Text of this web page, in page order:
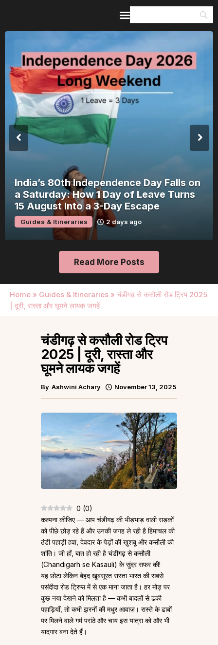
India’s 80th Independence Day Falls on
a Saturday: How 1 Day of Leave Turns
15 August Into a 3-Day Escape
Guides & Itineraries 2 days ago
Read More Posts
Home » Guides & Itineraries » चंडीगढ़ से कसौली रोड ट्रिप 2025
| दूरी, रास्ता और घूमने लायक जगहें
Home
Guides & Itineraries
Inspiration
Events &
Experiences
Browse All
चंडीगढ़ से कसौली रोड ट्रिप
2025 | दूरी, रास्ता और
घूमने लायक जगहें
By Ashwini Achary November 13, 2025
0 (0)
कल्पना कीजिए — आप चंडीगढ़ की भीड़भाड़ वाली सड़कों
को पीछे छोड़ रहे हैं और उनकी जगह ले रही है हिमाचल की
ठंडी पहाड़ी हवा, देवदार के पेड़ों की खुशबू और कसौली की
शांति। जी हाँ, बात हो रही है चंडीगढ़ से कसौली
(Chandigarh se Kasauli) के सुंदर सफर की!
यह छोटा लेकिन बेहद खूबसूरत रास्ता भारत की सबसे
पसंदीदा रोड ट्रिप्स में से एक माना जाता है। हर मोड़ पर
कुछ नया देखने को मिलता है — कभी बादलों से ढकी
पहाड़ियाँ, तो कभी झरनों की मधुर आवाज़। रास्ते के ढाबों
पर मिलने वाले गर्म परांठे और चाय इस यात्रा को और भी
यादगार बना देते हैं।